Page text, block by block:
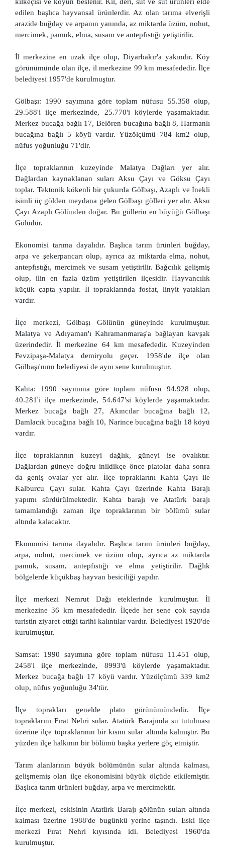
edilen başlıca hayvansal ürünlerdir. Az olan tarıma elverişli
arazide buğday ve arpanın yanında, az miktarda üzüm, nohut,
mercimek, pamuk, elma, susam ve antepfıstığı yetiştirilir.
İl merkezine en uzak ilçe olup, Diyarbakır'a yakındır. Köy
görünümünde olan ilçe, il merkezine 99 km mesafededir. İlçe
belediyesi 1957'de kurulmuştur.
Gölbaşı: 1990 sayımına göre toplam nüfusu 55.358 olup,
29.588'i ilçe merkezinde, 25.770'i köylerde yaşamaktadır.
Merkez bucağa bağlı 17, Belören bucağına bağlı 8, Harmanlı
bucağına bağlı 5 köyü vardır. Yüzölçümü 784 km2 olup,
nüfus yoğunluğu 71'dir.
İlçe topraklarının kuzeyinde Malatya Dağları yer alır.
Dağlardan kaynaklanan suları Aksu Çayı ve Göksu Çayı
toplar. Tektonik kökenli bir çukurda Gölbaşı, Azaplı ve İnekli
isimli üç gölden meydana gelen Gölbaşı gölleri yer alır. Aksu
Çayı Azaplı Gölünden doğar. Bu göllerin en büyüğü Gölbaşı
Gölüdür.
Ekonomisi tarıma dayalıdır. Başlıca tarım ürünleri buğday,
arpa ve şekerpancarı olup, ayrıca az miktarda elma, nohut,
antepfıstığı, mercimek ve susam yetiştirilir. Bağcılık gelişmiş
olup, ilin en fazla üzüm yetiştirilen ilçesidir. Hayvancılık
küçük çapta yapılır. İl topraklarında fosfat, linyit yatakları
vardır.
İlçe merkezi, Gölbaşı Gölünün güneyinde kurulmuştur.
Malatya ve Adıyaman'ı Kahramanmaraş'a bağlayan kavşak
üzerindedir. İl merkezine 64 km mesafededir. Kuzeyinden
Fevzipaşa-Malatya demiryolu geçer. 1958'de ilçe olan
Gölbaşı'nınn belediyesi de aynı sene kurulmuştur.
Kahta: 1990 sayımına göre toplam nüfusu 94.928 olup,
40.281'i ilçe merkezinde, 54.647'si köylerde yaşamaktadır.
Merkez bucağa bağlı 27, Akıncılar bucağına bağlı 12,
Damlacık bucağına bağlı 10, Narince bucağına bağlı 18 köyü
vardır.
İlçe topraklarının kuzeyi dağlık, güneyi ise ovalıktır.
Dağlardan güneye doğru inildikçe önce platolar daha sonra
da geniş ovalar yer alır. İlçe topraklarını Kahta Çayı ile
Kalburcu Çayı sular. Kahta Çayı üzerinde Kahta Barajı
yapımı sürdürülmektedir. Kahta barajı ve Atatürk barajı
tamamlandığı zaman ilçe topraklarının bir bölümü sular
altında kalacaktır.
Ekonomisi tarıma dayalıdır. Başlıca tarım ürünleri buğday,
arpa, nohut, mercimek ve üzüm olup, ayrıca az miktarda
pamuk, susam, antepfıstığı ve elma yetiştirilir. Dağlık
bölgelerde küçükbaş hayvan besiciliği yapılır.
İlçe merkezi Nemrut Dağı eteklerinde kurulmuştur. İl
merkezine 36 km mesafededir. İlçede her sene çok sayıda
turistin ziyaret ettiği tarihi kalıntılar vardır. Belediyesi 1920'de
kurulmuştur.
Samsat: 1990 sayımına göre toplam nüfusu 11.451 olup,
2458'i ilçe merkezinde, 8993'ü köylerde yaşamaktadır.
Merkez bucağa bağlı 17 köyü vardır. Yüzölçümü 339 km2
olup, nüfus yoğunluğu 34'tür.
İlçe toprakları genelde plato görünümündedir. İlçe
topraklarını Fırat Nehri sular. Atatürk Barajında su tutulması
üzerine ilçe topraklarının bir kısmı sular altında kalmıştır. Bu
yüzden ilçe halkının bir bölümü başka yerlere göç etmiştir.
Tarım alanlarının büyük bölümünün sular altında kalması,
gelişmemiş olan ilçe ekonomisini büyük ölçüde etkilemiştir.
Başlıca tarım ürünleri buğday, arpa ve mercimektir.
İlçe merkezi, eskisinin Atatürk Barajı gölünün suları altında
kalması üzerine 1988'de bugünkü yerine taşındı. Eski ilçe
merkezi Fırat Nehri kıyısında idi. Belediyesi 1960'da
kurulmuştur.